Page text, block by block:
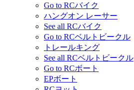
Go to RCバイク
ハングオン レーサー
See all RCバイク
Go to RCベルトビークル
トレールキング
See all RCベルトビークル
Go to RCボート
EPボート